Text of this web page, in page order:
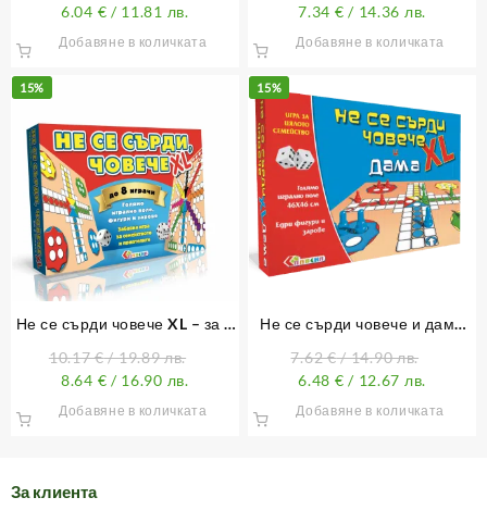
6.04 € / 11.81 лв.
Добавяне в количката
7.34 € / 14.36 лв.
Добавяне в количката
15%
Не се сърди човече XL – за 8
10.17€/ 19.89 лв.
8.64 € / 16.90 лв.
Добавяне в количката
15%
Не се сърди човече и дама
7.62€/ 14.90 лв.
6.48 € / 12.67 лв.
Добавяне в количката
За клиента